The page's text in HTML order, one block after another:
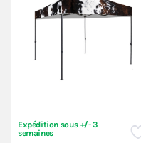
Expédition sous +/- 3
semaines